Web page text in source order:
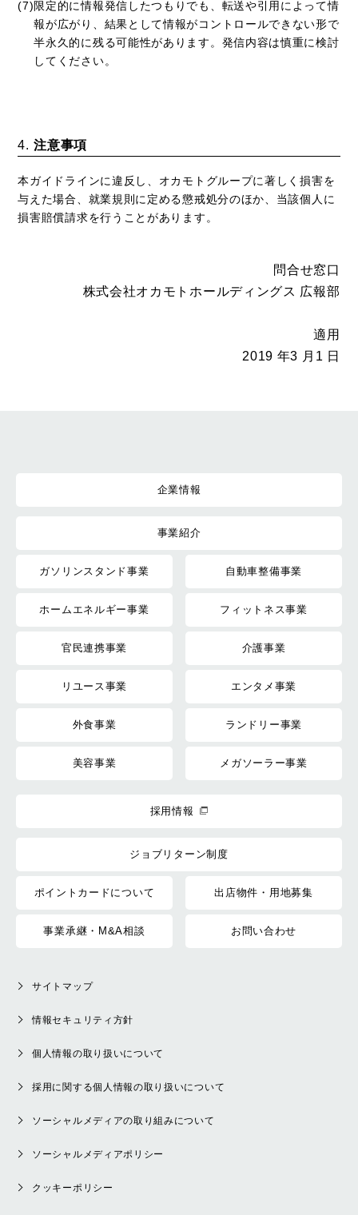
限定的に情報発信したつもりでも、転送や引用によって情
報が広がり、結果として情報がコントロールできない形で
半永久的に残る可能性があります。発信内容は慎重に検討
してください。
注意事項
本ガイドラインに違反し、オカモトグループに著しく損害を
与えた場合、就業規則に定める懲戒処分のほか、当該個人に
損害賠償請求を行うことがあります。
問合せ窓口
株式会社オカモトホールディングス 広報部
適用
2019 年3 月1 日
企業情報
事業紹介
ガソリンスタンド事業 自動車整備事業
ホームエネルギー事業 フィットネス事業
官民連携事業 介護事業
リユース事業 エンタメ事業
外食事業 ランドリー事業
美容事業 メガソーラー事業
採用情報
ジョブリターン制度
ポイントカードについて 出店物件・用地募集
事業承継・M&A相談 お問い合わせ
サイトマップ
情報セキュリティ方針
個人情報の取り扱いについて
採用に関する個人情報の取り扱いについて
ソーシャルメディアの取り組みについて
ソーシャルメディアポリシー
クッキーポリシー